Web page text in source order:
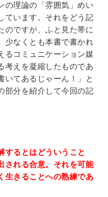
の理論の「雰囲気」めい
ています。それをどう記
のですが、ふと見た帯に
少なくとも本書で書かれ
るコミュニケーション媒
考えを凝縮したものであ
いてあるじゃーん！」と
部分を紹介して今回の記
するとはどういうこと
される合意。それを可能
生きることへの熟練であ